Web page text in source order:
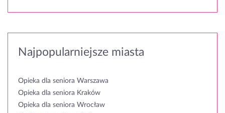
Najpopularniejsze miasta
Opieka dla seniora Warszawa
Opieka dla seniora Kraków
Opieka dla seniora Wrocław